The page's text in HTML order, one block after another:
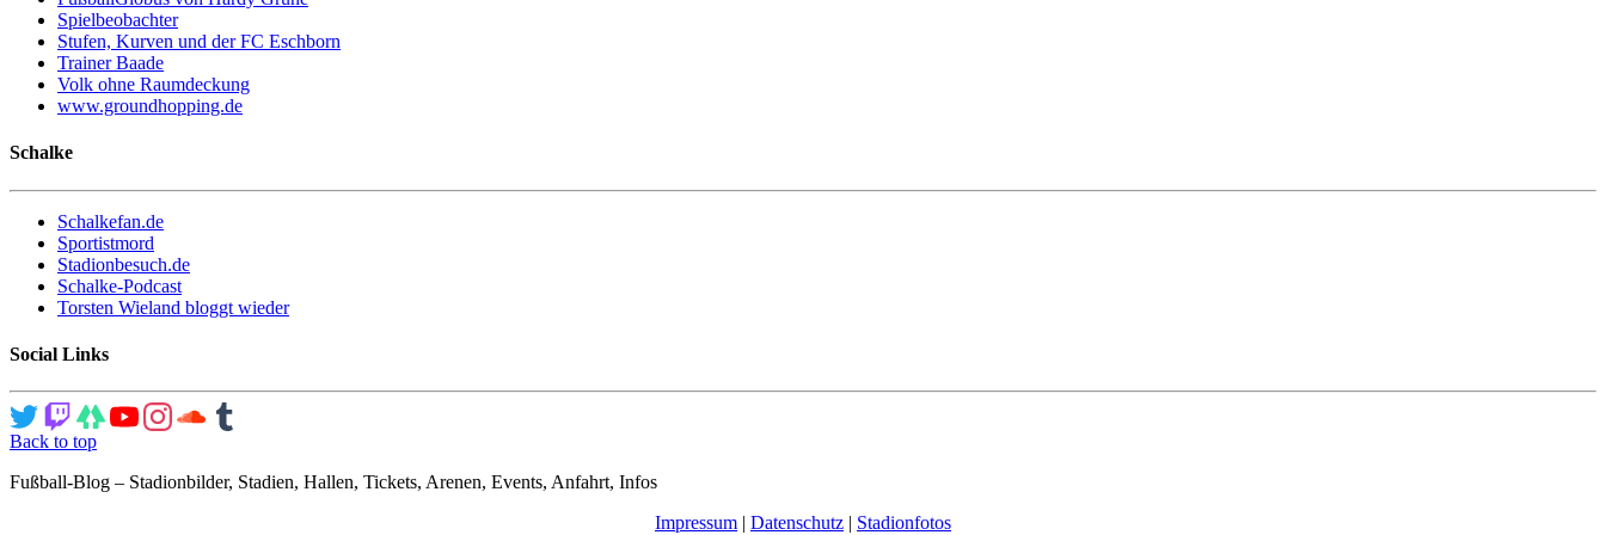
Spielbeobachter
Stufen, Kurven und der FC Eschborn
Trainer Baade
Volk ohne Raumdeckung
www.groundhopping.de
Schalke
Schalkefan.de
Sportistmord
Stadionbesuch.de
Schalke-Podcast
Torsten Wieland bloggt wieder
Social Links
Back to top
Fußball-Blog – Stadionbilder, Stadien, Hallen, Tickets, Arenen, Events, Anfahrt, Infos
Impressum | Datenschutz | Stadionfotos